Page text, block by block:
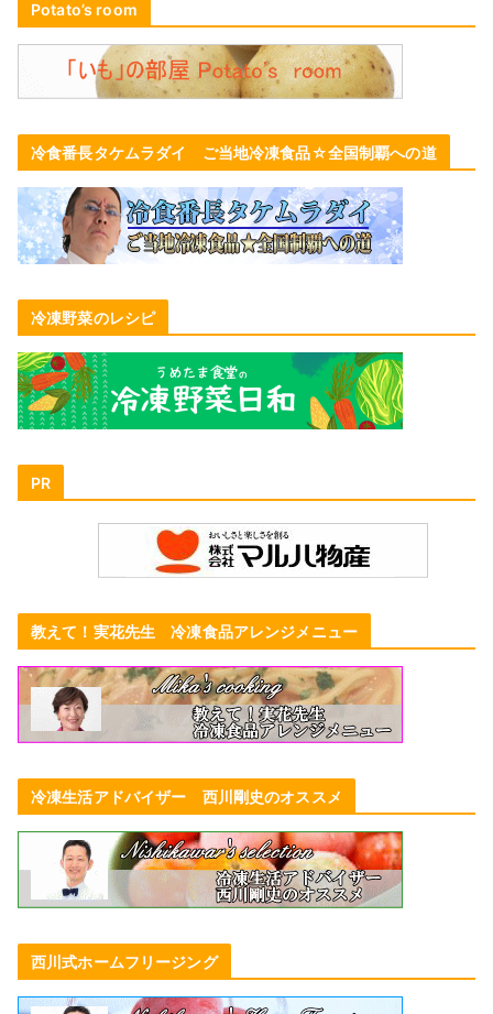
Potato’s room
冷食番長タケムラダイ ご当地冷凍食品☆全国制覇への道
冷凍野菜のレシピ
PR
教えて！実花先生 冷凍食品アレンジメニュー
冷凍生活アドバイザー 西川剛史のオススメ
西川式ホームフリージング